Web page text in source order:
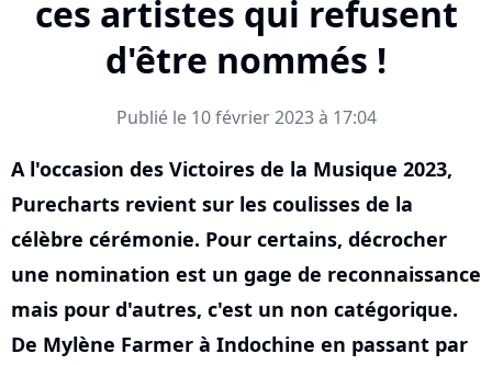
ces artistes qui refusent
d'être nommés !
Publié le 10 février 2023 à 17:04
A l'occasion des Victoires de la Musique 2023,
Purecharts revient sur les coulisses de la
célèbre cérémonie. Pour certains, décrocher
une nomination est un gage de reconnaissance
mais pour d'autres, c'est un non catégorique.
De Mylène Farmer à Indochine en passant par